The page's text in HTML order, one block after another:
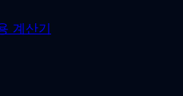
계산기